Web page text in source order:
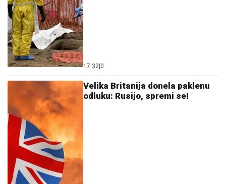
20:08 0
Sudar tramvaja u Nemačkoj!
Zgnječeni i izubijani, povređeno